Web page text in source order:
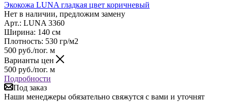
Экокожа LUNA гладкая цвет коричневый
Нет в наличии, предложим замену
Арт.: LUNA 3360
Ширина: 140 см
Плотность: 530 гр/м2
500 руб./пог. м
Варианты цен
500 руб./пог. м
Подробности
Под заказ
Наши менеджеры обязательно свяжутся с вами и уточнят